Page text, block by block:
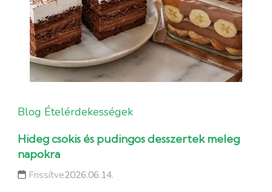
Blog Ételérdekességek
Hideg csokis és pudingos desszertek meleg
napokra
Frissítve2026.06.14.